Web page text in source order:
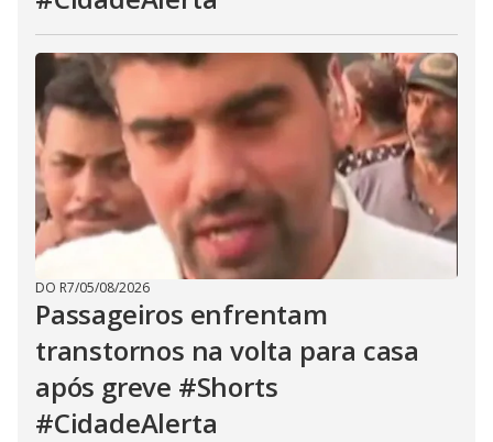
DO R7/05/08/2026
Passageiros enfrentam
transtornos na volta para casa
após greve #Shorts
#CidadeAlerta